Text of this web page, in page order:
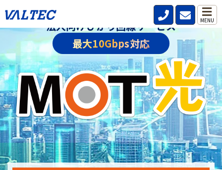
MENU
法人向けひかり回線サービス
最大10Gbps対応